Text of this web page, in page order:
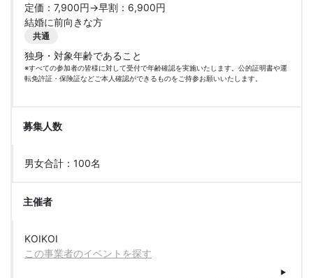
定価：7,900円→早割：6,900円
結婚に前向きな方
共通
独身・対象年齢であること
※すべての参加者の皆様に対して受付で年齢確認を実施いたします。公的証明書や運
転免許証・保険証などご本人確認ができるものをご持参お願いいたします。
募集人数
男女合計：100名
主催者
KOIKOI
この事業者のイベントを探す